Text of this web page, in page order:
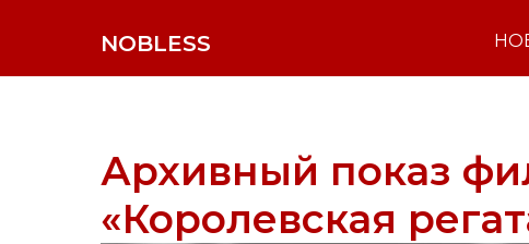
NOBLESS
Архивный показ
«Королевская